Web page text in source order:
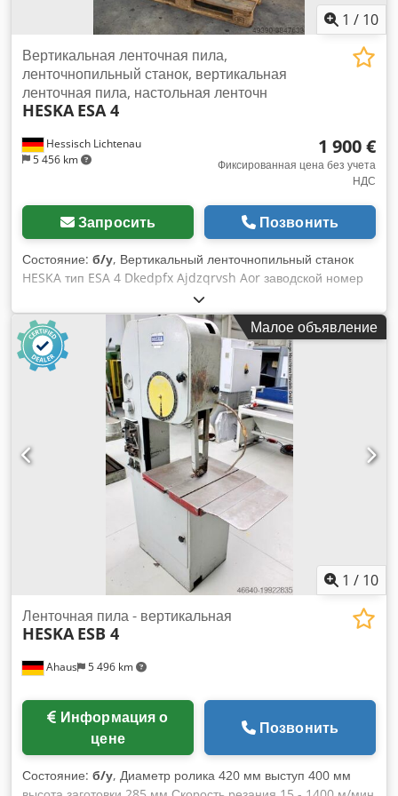
1 / 10
Hessisch Lichtenau
5 456 km
Вертикальная ленточная пила,
ленточнопильный станок, вертикальная
ленточная пила, настольная ленточн
HESKA ESA 4
1 900 €
Фиксированная цена без учета
НДС
Запросить Позвонить
Состояние: б/у, Вертикальный ленточнопильный станок
HESKA тип ESA 4 Dkedpfx Ajdzqrvsh Aor заводской номер
681174 год выпуска ок. 1985 диаметр вала 420 мм
горловина 400 мм размер стола 500 x 500 мм высота
резания 285 мм Длина пильной ленты мин. 3200 - макс.
3400 мм Скорость вращения пильной ленты ступень
редуктора (1) 15-140 м/мин. Скорость вращения пильной
ленты редукторная ступень (2) 150-1400 м/мин. Мощность
двигателя 1,5 кВт Подключение к сети 380 вольт, 50 Гц -
Плавная регулировка скорости пильной ленты с помощью
редуктора PIV с маховиком и 2 ступенями передачи -
Пильный стол наклоняется по двум осям - освещение
станка занимаемая площадь Д х Ш х В 950 х 750 х 1820 мм
вес ок. 500 кг хорошее состояние
Малое объявление
1 / 10
Ahaus 5 496 km
Ленточная пила - вертикальная
HESKA ESB 4
цене
Позвонить
Состояние: б/у, Диаметр ролика 420 мм выступ 400 мм